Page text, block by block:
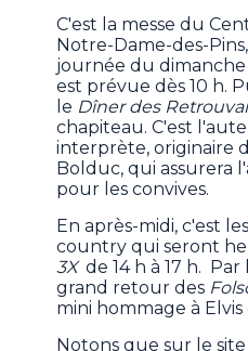
C'est la messe du
Notre-Dame-des-
journée du
est prévue dès 10 h.
le Dîner des
chapiteau. C'est
interprète, originaire
Bolduc, qui assurera
pour les convives.
En après-midi, c'est
country qui seront
3Xde 14 h à 17 h. Par
grand retour des
mini hommage à Elvis
Notons que sur le